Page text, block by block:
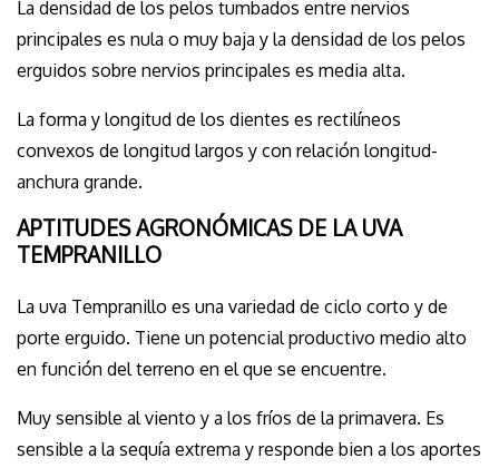
La densidad de los pelos tumbados entre nervios
principales es nula o muy baja y la densidad de los pelos
erguidos sobre nervios principales es media alta.
La forma y longitud de los dientes es rectilíneos
convexos de longitud largos y con relación longitud-
anchura grande.
APTITUDES AGRONÓMICAS DE LA UVA
TEMPRANILLO
La uva Tempranillo es una variedad de ciclo corto y de
porte erguido. Tiene un potencial productivo medio alto
en función del terreno en el que se encuentre.
Muy sensible al viento y a los fríos de la primavera. Es
sensible a la sequía extrema y responde bien a los aportes